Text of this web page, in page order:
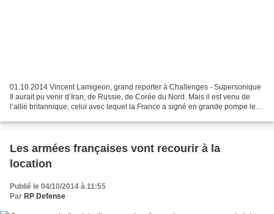
01.10.2014 Vincent Lamigeon, grand reporter à Challenges - Supersonique
Il aurait pu venir d’Iran, de Russie, de Corée du Nord. Mais il est venu de
l’allié britannique, celui avec lequel la France a signé en grande pompe les
Les armées françaises vont recourir à la
location
Publié le 04/10/2014 à 11:55
Par RP Defense